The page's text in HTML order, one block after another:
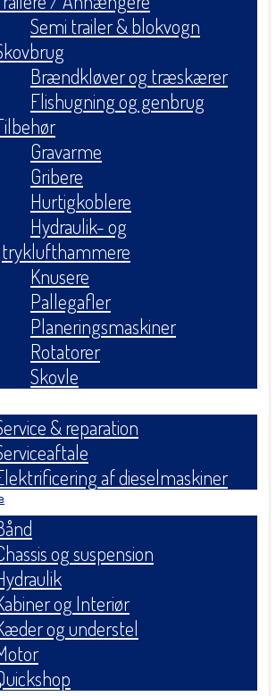
Semi trailer & blokvogn
Brændkløver og træskærer
Flishugning og genbrug
Gravarme
Gribere
Hurtigkoblere
Hydraulik- og
tryklufthammere
Knusere
Pallegafler
Planeringsmaskiner
Rotatorer
Skovle
& reparation
af dieselmaskiner
og suspension
og Interiør
og understel